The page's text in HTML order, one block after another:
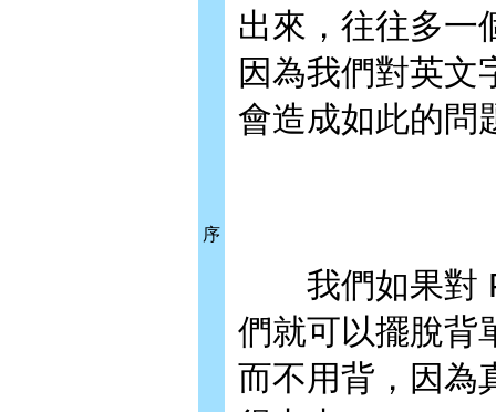
序
出來，往往多一
因為我們對英文
會造成如此的問
我們如果對
們就可以擺脫背
而不用背，因為